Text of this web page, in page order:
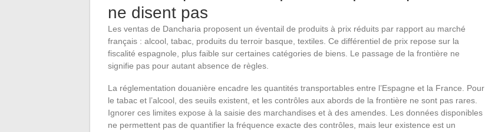
ne disent pas
Les ventas de Dancharia proposent un éventail de produits à prix réduits par rapport au marché
français : alcool, tabac, produits du terroir basque, textiles. Ce différentiel de prix repose sur la
fiscalité espagnole, plus faible sur certaines catégories de biens. Le passage de la frontière ne
signifie pas pour autant absence de règles.
La réglementation douanière encadre les quantités transportables entre l’Espagne et la France. Pour
le tabac et l’alcool, des seuils existent, et les contrôles aux abords de la frontière ne sont pas rares.
Ignorer ces limites expose à la saisie des marchandises et à des amendes. Les données disponibles
ne permettent pas de quantifier la fréquence exacte des contrôles, mais leur existence est un